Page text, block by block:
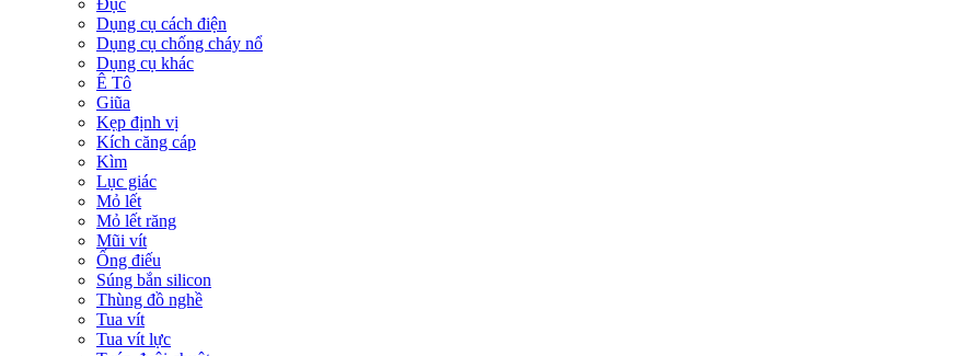
Đục
Dụng cụ cách điện
Dụng cụ chống cháy nổ
Dụng cụ khác
Ê Tô
Giũa
Kẹp định vị
Kích căng cáp
Kìm
Lục giác
Mỏ lết
Mỏ lết răng
Mũi vít
Ống điếu
Súng bắn silicon
Thùng đồ nghề
Tua vít
Tua vít lực